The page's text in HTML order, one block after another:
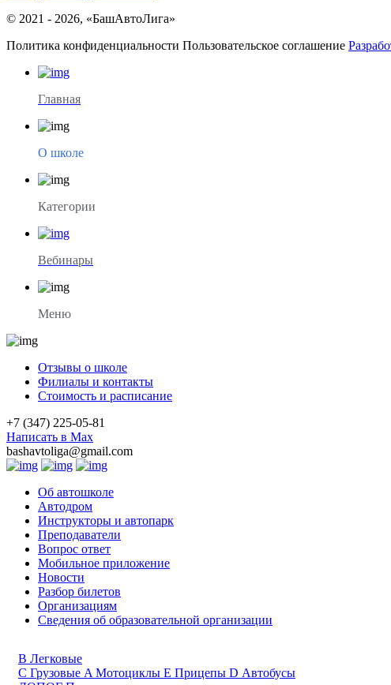
© 2021 - 2026, «БашАвтоЛига»
Политика конфиденциальности Пользовательское соглашение
Главная
О школе
Категории
Вебинары
Меню
Отзывы о школе
Филиалы и контакты
Стоимость и расписание
+7 (347) 225-05-81
Написать в Max
bashavtoliga@gmail.com
Об автошколе
Автодром
Инструкторы и автопарк
Преподаватели
Вопрос ответ
Мобильное приложение
Новости
Разбор билетов
Организациям
Сведения об образовательной организации
B Легковые
C Грузовые A Мотоциклы E Прицепы D Автобусы